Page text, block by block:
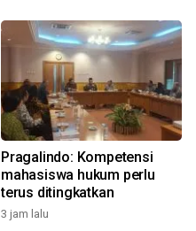
Pragalindo: Kompetensi
mahasiswa hukum perlu
terus ditingkatkan
3 jam lalu